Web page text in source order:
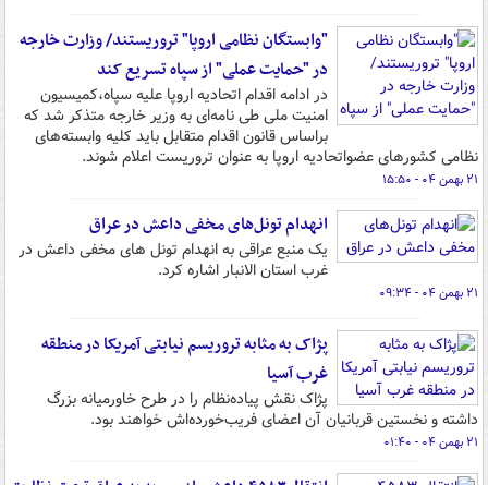
"وابستگان نظامی اروپا" تروریستند/ وزارت خارجه
در "حمایت عملی" از سپاه تسریع کند
در ادامه اقدام اتحادیه اروپا علیه سپاه،کمیسیون
امنیت ملی طی نامه‌ای به وزیر خارجه متذکر شد که
براساس قانون اقدام متقابل باید کلیه وابسته‌های
نظامی کشورهای عضواتحادیه اروپا به عنوان تروریست اعلام شوند.
۲۱ بهمن ۰۴ - ۱۵:۵۰
انهدام تونل‌های مخفی داعش در عراق
یک منبع عراقی به انهدام تونل های مخفی داعش در
غرب استان الانبار اشاره کرد.
۲۱ بهمن ۰۴ - ۰۹:۳۴
پژاک به مثابه تروریسم نیابتی آمریکا در منطقه
غرب آسیا
پژاک نقش پیاده‌نظام را در طرح خاورمیانه بزرگ
داشته و نخستین قربانیان آن اعضای فریب‌خورده‌اش خواهند بود.
۲۱ بهمن ۰۴ - ۰۱:۴۰